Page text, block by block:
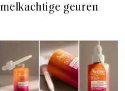
melkachtige geuren